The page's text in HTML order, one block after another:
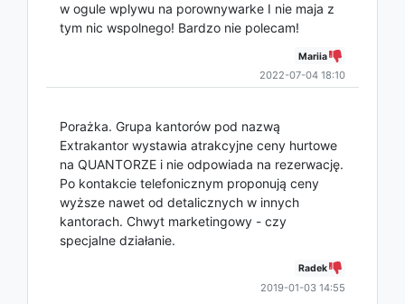
w ogule wplywu na porownywarke I nie maja z
tym nic wspolnego! Bardzo nie polecam!
Mariia
2022-07-04 18:10
Porażka. Grupa kantorów pod nazwą
Extrakantor wystawia atrakcyjne ceny hurtowe
na QUANTORZE i nie odpowiada na rezerwację.
Po kontakcie telefonicznym proponują ceny
wyższe nawet od detalicznych w innych
kantorach. Chwyt marketingowy - czy
specjalne działanie.
Radek
2019-01-03 14:55